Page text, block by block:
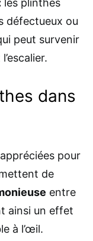
les plinthes
défectueux ou
peut survenir
dans
pour
de
entre
ainsi un effet
à l’œil.